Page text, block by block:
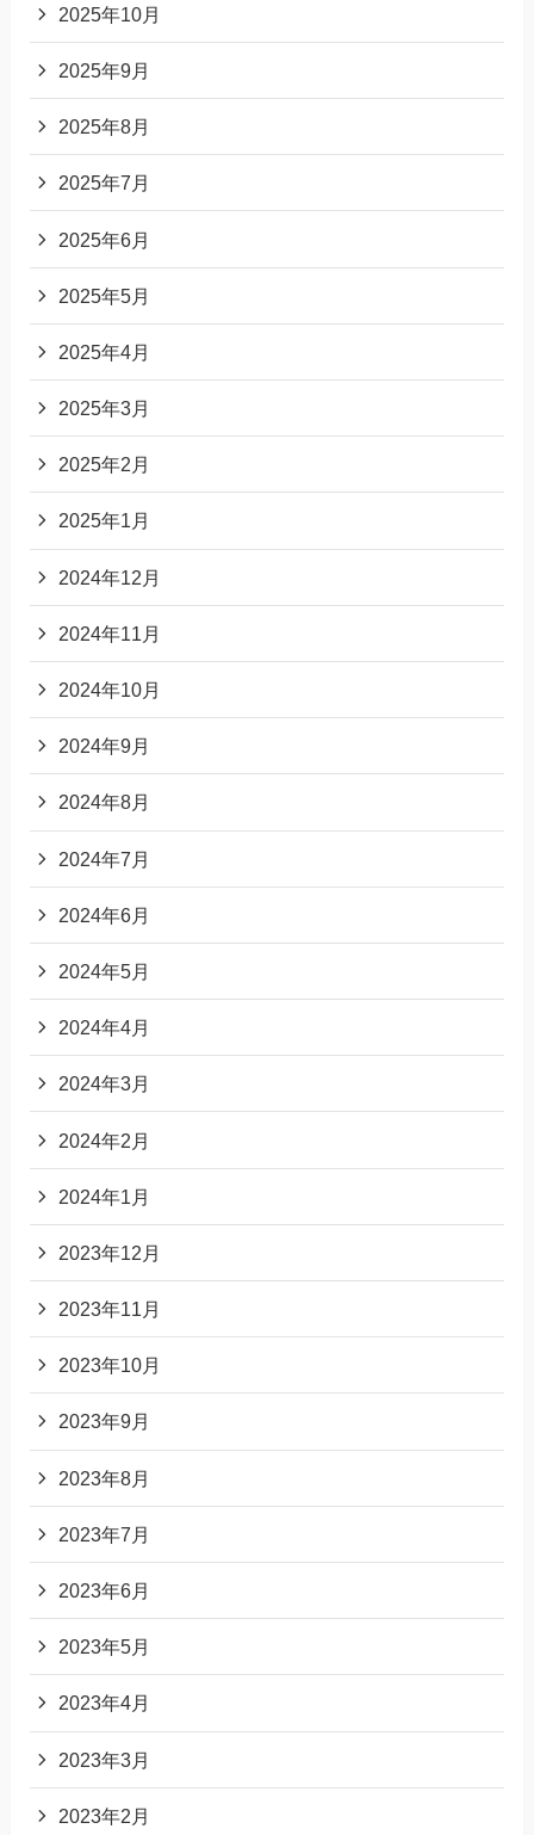
2025年10月
2025年9月
2025年8月
2025年7月
2025年6月
2025年5月
2025年4月
2025年3月
2025年2月
2025年1月
2024年12月
2024年11月
2024年10月
2024年9月
2024年8月
2024年7月
2024年6月
2024年5月
2024年4月
2024年3月
2024年2月
2024年1月
2023年12月
2023年11月
2023年10月
2023年9月
2023年8月
2023年7月
2023年6月
2023年5月
2023年4月
2023年3月
2023年2月